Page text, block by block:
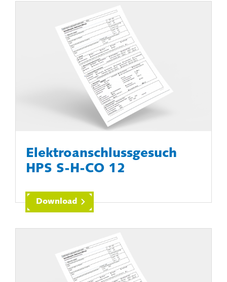
Elektroanschlussgesuch
HPS S-H-CO 12
Download